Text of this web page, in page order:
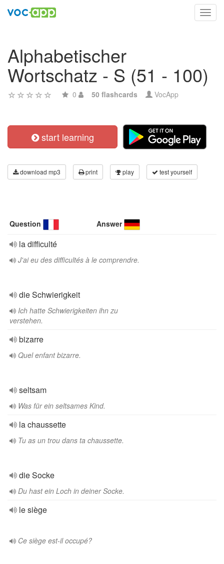
Alphabetischer
Wortschatz - S (51 - 100)
0 50 flashcards VocApp
start learning
download mp3 print play test yourself
Question Answer
la difficulté
J'ai eu des difficultés à le comprendre.
die Schwierigkeit
Ich hatte Schwierigkeiten ihn zu
verstehen.
bizarre
Quel enfant bizarre.
seltsam
Was für ein seltsames Kind.
la chaussette
Tu as un trou dans ta chaussette.
die Socke
Du hast ein Loch in deiner Socke.
le siège
Ce siège est-il occupé?